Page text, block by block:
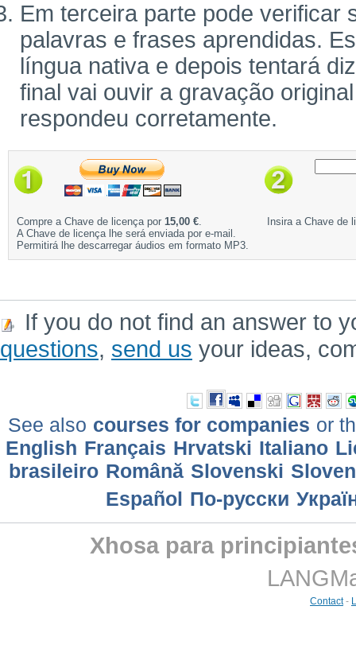
Em terceira parte pode verificar
palavras e frases aprendidas.
língua nativa e depois tentará
final vai ouvir a gravação
respondeu corretamente.
Compre a Chave de licença por 15,00 €.
A Chave de licença lhe será enviada por e-mail.
Permitirá lhe descarregar áudios em formato MP3.
Insira a Chave de
If you do not find an answer to
questions, send us your ideas,
See also courses for companies or
English Français Hrvatski Italiano
brasileiro Română Slovenski
Еspañol По-русски
Xhosa para
Contact-